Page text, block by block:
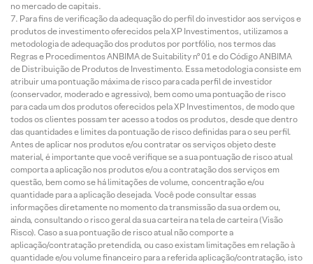
no mercado de capitais.
Para fins de verificação da adequação do perfil do investidor aos serviços e
produtos de investimento oferecidos pela XP Investimentos, utilizamos a
metodologia de adequação dos produtos por portfólio, nos termos das
Regras e Procedimentos ANBIMA de Suitability nº 01 e do Código ANBIMA
de Distribuição de Produtos de Investimento. Essa metodologia consiste em
atribuir uma pontuação máxima de risco para cada perfil de investidor
(conservador, moderado e agressivo), bem como uma pontuação de risco
para cada um dos produtos oferecidos pela XP Investimentos, de modo que
todos os clientes possam ter acesso a todos os produtos, desde que dentro
das quantidades e limites da pontuação de risco definidas para o seu perfil.
Antes de aplicar nos produtos e/ou contratar os serviços objeto deste
material, é importante que você verifique se a sua pontuação de risco atual
comporta a aplicação nos produtos e/ou a contratação dos serviços em
questão, bem como se há limitações de volume, concentração e/ou
quantidade para a aplicação desejada. Você pode consultar essas
informações diretamente no momento da transmissão da sua ordem ou,
ainda, consultando o risco geral da sua carteira na tela de carteira (Visão
Risco). Caso a sua pontuação de risco atual não comporte a
aplicação/contratação pretendida, ou caso existam limitações em relação à
quantidade e/ou volume financeiro para a referida aplicação/contratação, isto